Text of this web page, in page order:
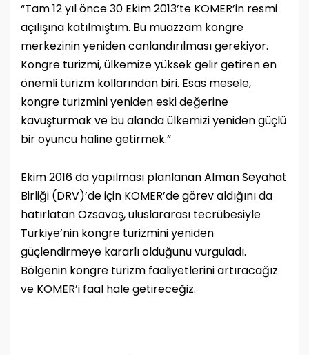
“Tam 12 yıl önce 30 Ekim 2013’te KOMER’in resmi
açılışına katılmıştım. Bu muazzam kongre
merkezinin yeniden canlandırılması gerekiyor.
Kongre turizmi, ülkemize yüksek gelir getiren en
önemli turizm kollarından biri. Esas mesele,
kongre turizmini yeniden eski değerine
kavuşturmak ve bu alanda ülkemizi yeniden güçlü
bir oyuncu haline getirmek.”
Ekim 2016 da yapılması planlanan Alman Seyahat
Birliği (DRV)’de için KOMER’de görev aldığını da
hatırlatan Özsavaş, uluslararası tecrübesiyle
Türkiye’nin kongre turizmini yeniden
güçlendirmeye kararlı olduğunu vurguladı.
Bölgenin kongre turizm faaliyetlerini artıracağız
ve KOMER’i faal hale getireceğiz.